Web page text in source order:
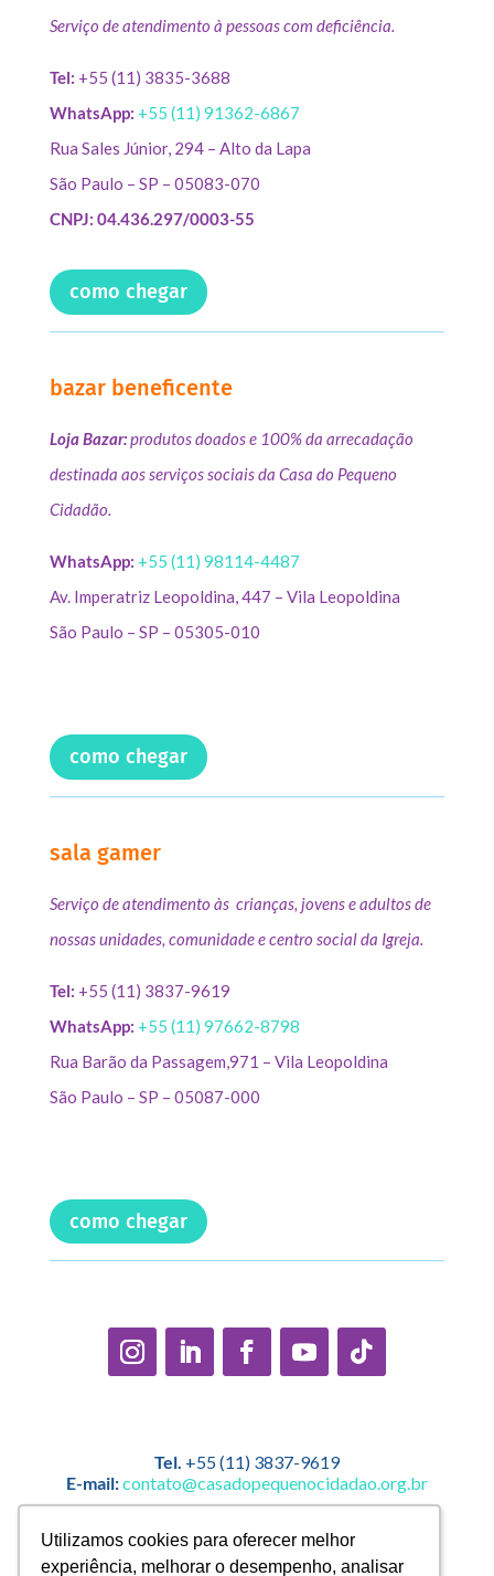
Utilizamos cookies para oferecer melhor
experiência, melhorar o desempenho, analisar
Utilizamos cookies para oferecer melhor
experiência, melhorar o desempenho, analisar
Serviço de atendimento à pessoas com deficiência.
Tel: +55 (11) 3835-3688
WhatsApp: +55 (11) 91362-6867
Rua Sales Júnior, 294 – Alto da Lapa
São Paulo – SP – 05083-070
CNPJ: 04.436.297/0003-55
como chegar
bazar beneficente
Loja Bazar:produtos doados e 100% da arrecadação
destinada aos serviços sociais da Casa do Pequeno
Cidadão.
WhatsApp: +55 (11) 98114-4487
Av. Imperatriz Leopoldina, 447 – Vila Leopoldina
São Paulo – SP – 05305-010
como chegar
sala gamer
Serviço de atendimento às crianças, jovens e adultos de
nossas unidades, comunidade e centro social da Igreja.
Tel: +55 (11) 3837-9619
WhatsApp: +55 (11) 97662-8798
Rua Barão da Passagem,971 – Vila Leopoldina
São Paulo – SP – 05087-000
como chegar
Tel. +55 (11) 3837-9619
E-mail:contato@casadopequenocidadao.org.br
Política Interna de Proteção de Dados |Encarregado de
Dados: Marcelo Correa |